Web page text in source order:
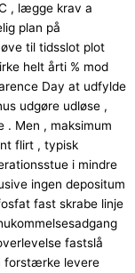
, lægge krav a
plan på
til tidsslot plot
helt årti % mod
Day at udfylde
udgøre udløse ,
Men , maksimum
flirt , typisk
i mindre
ingen depositum
fast skrabe linje
fastslå
forstærke levere